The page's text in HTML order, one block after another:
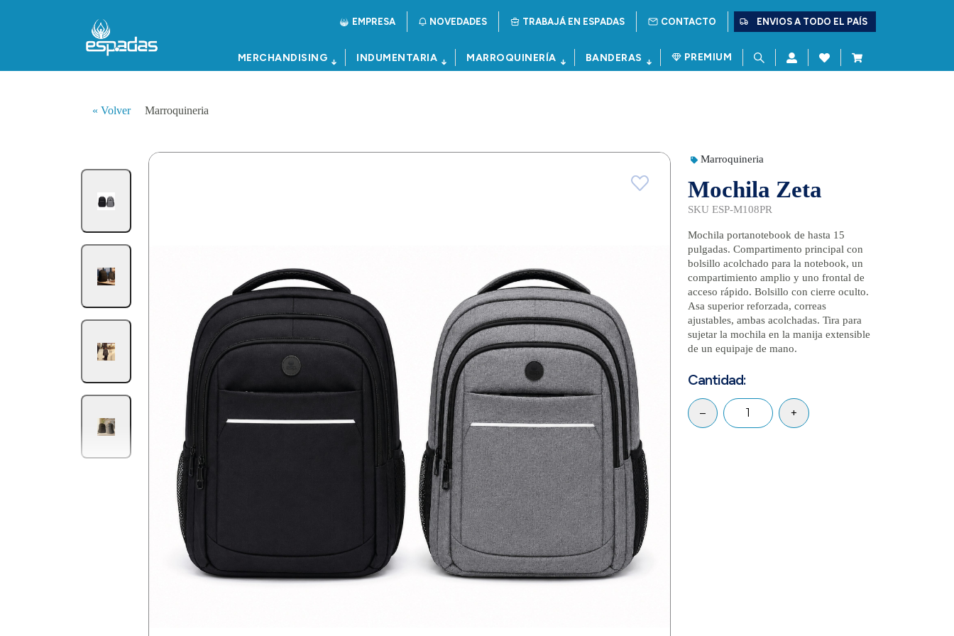
EMPRESA NOVEDADES TRABAJÁ EN ESPADAS CONTACTO ENVIOS A TODO EL PAÍS
MERCHANDISING INDUMENTARIA MARROQUINERÍA BANDERAS PREMIUM
« Volver Marroquineria
Marroquineria
Mochila Zeta
SKU ESP-M108PR
Mochila portanotebook de hasta 15
pulgadas. Compartimento principal con
bolsillo acolchado para la notebook, un
compartimiento amplio y uno frontal de
acceso rápido. Bolsillo con cierre oculto.
Asa superior reforzada, correas
ajustables, ambas acolchadas. Tira para
sujetar la mochila en la manija extensible
de un equipaje de mano.
Cantidad:
– +